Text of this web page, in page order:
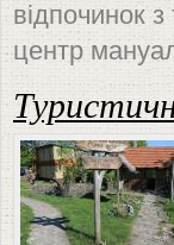
відпочинок
центр